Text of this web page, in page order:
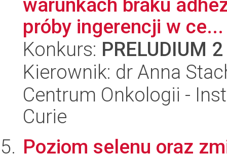
warunkach braku
próby ingerencji w ce...
Konkurs: PRELUDIUM 2
Kierownik: dr Anna
Centrum Onkologii -
Curie
Poziom selenu oraz